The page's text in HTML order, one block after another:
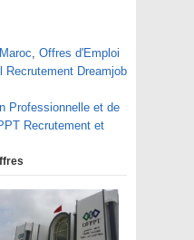
, Offres d'Emploi
Recrutement Dreamjob
Professionnelle et de
Recrutement et